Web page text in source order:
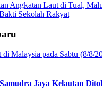
Angkatan Laut di Tual,
Sekolah Rakyat
Jaya Kelautan